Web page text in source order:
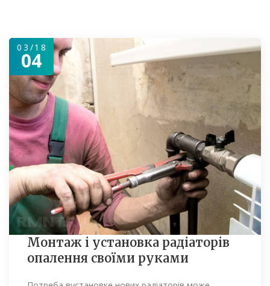
03/18
04
Монтаж і установка радіаторів
опалення своїми руками